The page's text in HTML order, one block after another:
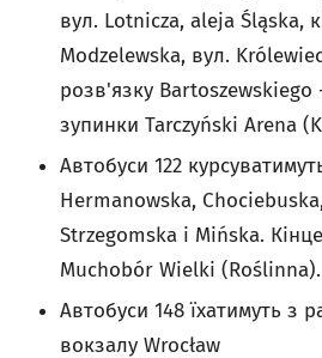
вул. Lotnicza, aleja Śląska,
Modzelewska, вул.
розв'язку Bartoszewskiego
зупинки Tarczyński Arena
Автобуси 122
Hermanowska,
Strzegomska i Mińska.
Muchobór Wielki (Roślinna).
Автобуси 148 їхатимуть з
вокзалу Wrocław